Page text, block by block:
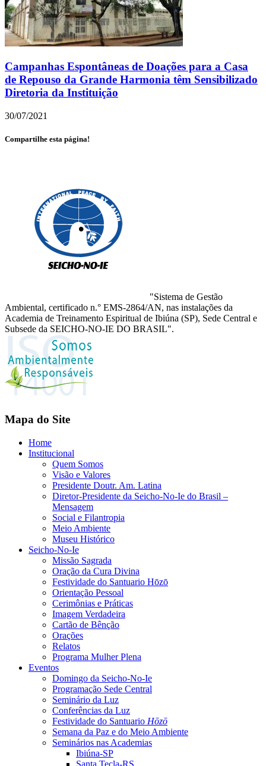
Campanhas Espontâneas de Doações para a Casa
de Repouso da Grande Harmonia têm Sensibilizado
Diretoria da Instituição
30/07/2021
Compartilhe esta página!
"Sistema de Gestão
Ambiental, certificado n.° EMS-2864/AN, nas instalações da
Academia de Treinamento Espiritual de Ibiúna (SP), Sede Central e
Subsede da SEICHO-NO-IE DO BRASIL".
Mapa do Site
Home
Institucional
Quem Somos
Visão e Valores
Presidente Doutr. Am. Latina
Diretor-Presidente da Seicho-No-Ie do Brasil –
Mensagem
Social e Filantropia
Meio Ambiente
Museu Histórico
Seicho-No-Ie
Missão Sagrada
Oração da Cura Divina
Festividade do Santuario Hōzō
Orientação Pessoal
Cerimônias e Práticas
Imagem Verdadeira
Cartão de Bênção
Orações
Relatos
Programa Mulher Plena
Eventos
Domingo da Seicho-No-Ie
Programação Sede Central
Seminário da Luz
Conferências da Luz
Festividade do Santuario Hōzō
Semana da Paz e do Meio Ambiente
Seminários nas Academias
Ibiúna-SP
Santa Tecla-RS